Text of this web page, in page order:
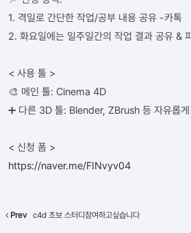
1. 격일로 간단한 작업/공부 내용 공유 -카톡
2. 화요일에는 일주일간의 작업 결과 공유 &
< 사용 툴 >
🎨 메인 툴: Cinema 4D
➕ 다른 3D 툴: Blender, ZBrush 등 자유롭
< 신청 폼 >
https://naver.me/FINvyv04
Prev c4d 초보 스터디참여하고싶습니다